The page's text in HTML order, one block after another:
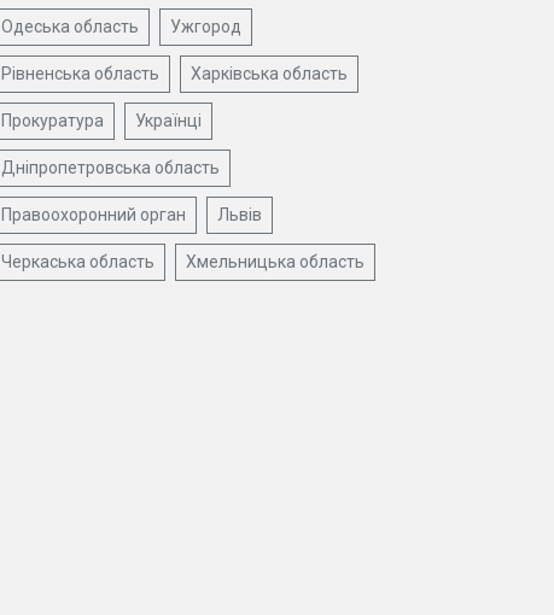
Одеська область Ужгород
Рівненська область Харківська область
Прокуратура Українці
Дніпропетровська область
Правоохоронний орган Львів
Черкаська область Хмельницька область